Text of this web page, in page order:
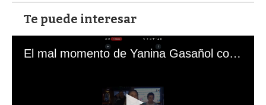
Te puede interesar
El mal momento de Yanina Gasañol con un hincha argentino en "Subrayado"